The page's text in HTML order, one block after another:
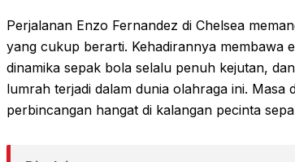
Perjalanan Enzo Fernandez di Chelsea
yang cukup berarti. Kehadirannya membawa
dinamika sepak bola selalu penuh kejutan,
lumrah terjadi dalam dunia olahraga ini.
perbincangan hangat di kalangan pecinta